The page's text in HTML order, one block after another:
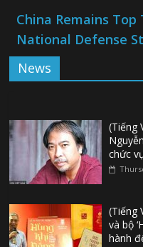
China Remains
National Defense
News
(Tiếng
chức
(Tiếng
và bộ
hành